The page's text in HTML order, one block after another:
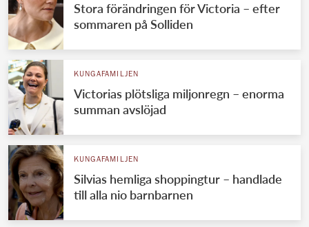
Stora förändringen för Victoria – efter
sommaren på Solliden
KUNGAFAMILJEN
Victorias plötsliga miljonregn – enorma
summan avslöjad
KUNGAFAMILJEN
Silvias hemliga shoppingtur – handlade
till alla nio barnbarnen